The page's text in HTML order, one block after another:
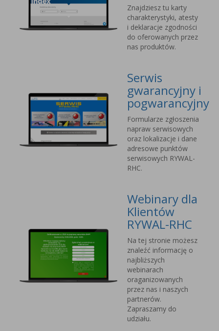
Znajdziesz tu karty
charakterystyki, atesty
i deklaracje zgodności
do oferowanych przez
nas produktów.
Serwis
gwarancyjny i
pogwarancyjny
Formularze zgłoszenia
napraw serwisowych
oraz lokalizacje i dane
adresowe punktów
serwisowych RYWAL-
RHC.
Webinary dla
Klientów
RYWAL-RHC
Na tej stronie możesz
znaleźć informację o
najbliższych
webinarach
oraganizowanych
przez nas i naszych
partnerów.
Zapraszamy do
udziału.